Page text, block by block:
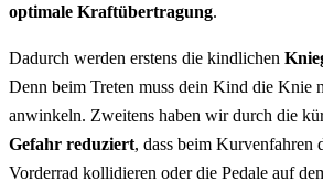
optimale Kraftübertragung.
Dadurch werden erstens die kindlichen
Denn beim Treten muss dein Kind die Knie
anwinkeln. Zweitens haben wir durch die
Gefahr reduziert, dass beim Kurvenfahren
Vorderrad kollidieren oder die Pedale auf